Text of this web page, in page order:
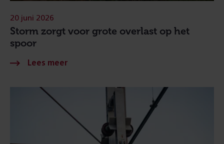
Storm zorgt voor grote overlast op het
spoor
20 juni 2026